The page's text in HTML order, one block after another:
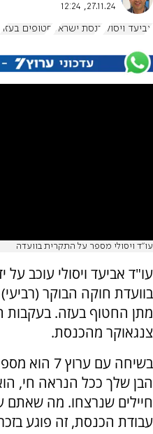
27.11.24, 12:24
אביעד ויסולי כנסת ישראל חטופים בעזה
עו"ד ויסולי מספר על התקרית בוועדה
עו"ד אביעד ויסולי עוכב
בוועדת חוקה הבוקר
מתן החטוף בעזה.
צנגאוקר מהכנסת.
בשיחה עם
חיילים שנרצחו. מה